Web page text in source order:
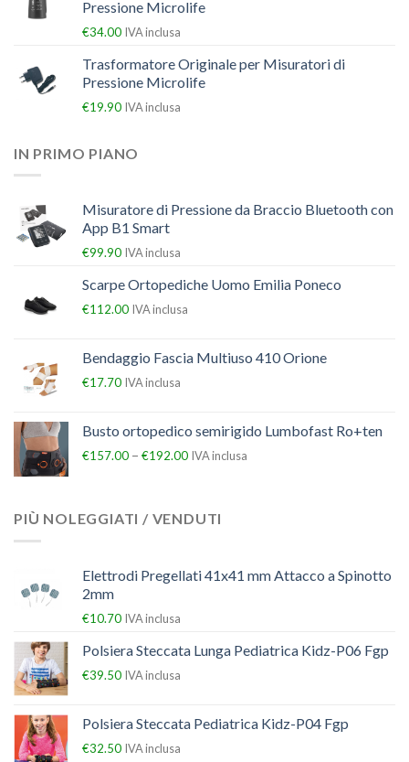
Pressione Microlife
€34.00 IVA inclusa
Trasformatore Originale per Misuratori di
Pressione Microlife
€19.90 IVA inclusa
IN PRIMO PIANO
Misuratore di Pressione da Braccio Bluetooth con
App B1 Smart
€99.90 IVA inclusa
Scarpe Ortopediche Uomo Emilia Poneco
€112.00 IVA inclusa
Bendaggio Fascia Multiuso 410 Orione
€17.70 IVA inclusa
Busto ortopedico semirigido Lumbofast Ro+ten
€157.00 – €192.00 IVA inclusa
PIÙ NOLEGGIATI / VENDUTI
Elettrodi Pregellati 41x41 mm Attacco a Spinotto
2mm
€10.70 IVA inclusa
Polsiera Steccata Lunga Pediatrica Kidz-P06 Fgp
€39.50 IVA inclusa
Polsiera Steccata Pediatrica Kidz-P04 Fgp
€32.50 IVA inclusa